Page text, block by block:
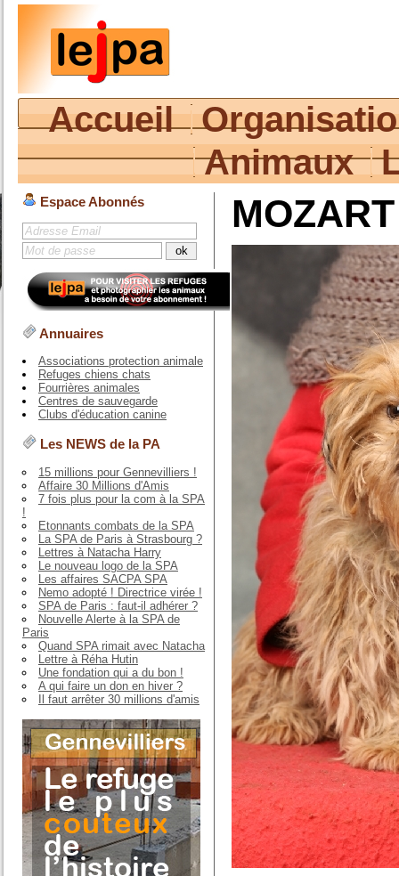
Accueil
Animaux
Espace Abonnés
Annuaires
Associations protection animale
Refuges chiens chats
Fourrières animales
Centres de sauvegarde
Clubs d'éducation canine
Les NEWS de la PA
15 millions pour Gennevilliers !
Affaire 30 Millions d'Amis
7 fois plus pour la com à la SPA
!
Etonnants combats de la SPA
La SPA de Paris à Strasbourg ?
Lettres à Natacha Harry
Le nouveau logo de la SPA
Les affaires SACPA SPA
Nemo adopté ! Directrice virée !
SPA de Paris : faut-il adhérer ?
Nouvelle Alerte à la SPA de
Paris
Quand SPA rimait avec Natacha
Lettre à Réha Hutin
Une fondation qui a du bon !
A qui faire un don en hiver ?
Il faut arrêter 30 millions d'amis
MOZART